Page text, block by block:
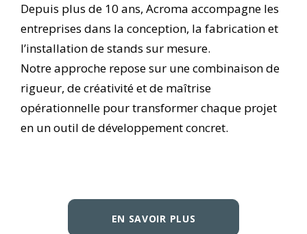
Depuis plus de 10 ans, Acroma accompagne les
entreprises dans la conception, la fabrication et
l’installation de stands sur mesure.
Notre approche repose sur une combinaison de
rigueur, de créativité et de maîtrise
opérationnelle pour transformer chaque projet
en un outil de développement concret.
EN SAVOIR PLUS